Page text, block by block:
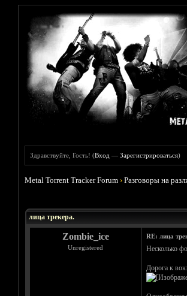
Здравствуйте, Гость! (Вход —Зарегистрироваться)
Metal Torrent Tracker Forum ›Разговоры на
лица трекера.
Zombie_ice
Unregistered
RE: лица
Несколько
Дорога к